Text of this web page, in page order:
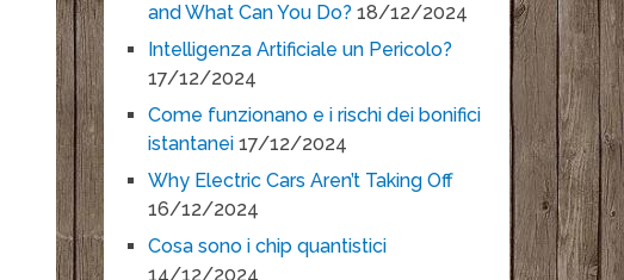
and What Can You Do? 18/12/2024
Intelligenza Artificiale un Pericolo?
17/12/2024
Come funzionano e i rischi dei bonifici
istantanei 17/12/2024
Why Electric Cars Aren’t Taking Off
16/12/2024
Cosa sono i chip quantistici
14/12/2024